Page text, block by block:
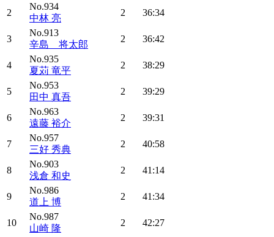
2
No.934
中林 亮
2 36:34
3
No.913
辛島 将太郎
2 36:42
4
No.935
夏苅 竜平
2 38:29
5
No.953
田中 真吾
2 39:29
6
No.963
遠藤 裕介
2 39:31
7
No.957
三好 秀典
2 40:58
8
No.903
浅倉 和史
2 41:14
9
No.986
道上 博
2 41:34
10
No.987
山崎 隆
2 42:27